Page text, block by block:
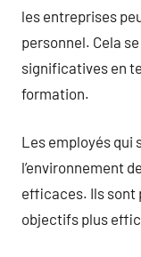
les entreprises
personnel. Cela
significatives en
formation.
Les employés qui
l’environnement
efficaces. Ils sont
objectifs plus